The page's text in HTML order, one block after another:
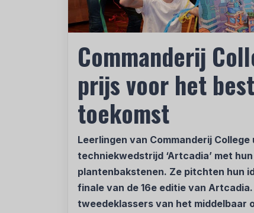
Commanderij
prijs voor het
toekomst
Leerlingen van Commanderij
techniekwedstrijd ‘Artcadia’ met
plantenbakstenen. Ze pitchten hun
finale van de 16e editie van
tweedeklassers van het middelbaar